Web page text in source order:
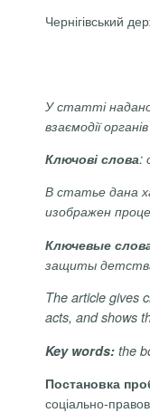
Чернігівський
У статті
взаємодії
Ключові слова:
В статье дана
изображен
Ключевые
защиты
The article gives
acts, and shows
Key words: the
Постановка
соціально-